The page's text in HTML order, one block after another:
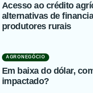
Acesso ao crédito
alternativas de
produtores rurais
AGRONEGÓCIO
Em baixa do dólar,
impactado?